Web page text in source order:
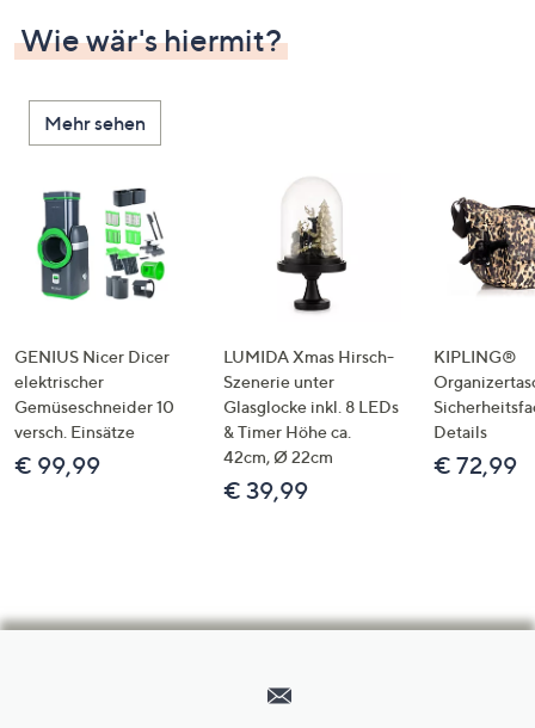
Wie wär's hiermit?
Mehr sehen
GENIUS Nicer Dicer
elektrischer
Gemüseschneider 10
versch. Einsätze
€ 99,99
LUMIDA Xmas Hirsch-
Szenerie unter
Glasglocke inkl. 8 LEDs
& Timer Höhe ca.
42cm, Ø 22cm
€ 39,99
KIPLING®
Details
€ 72,99